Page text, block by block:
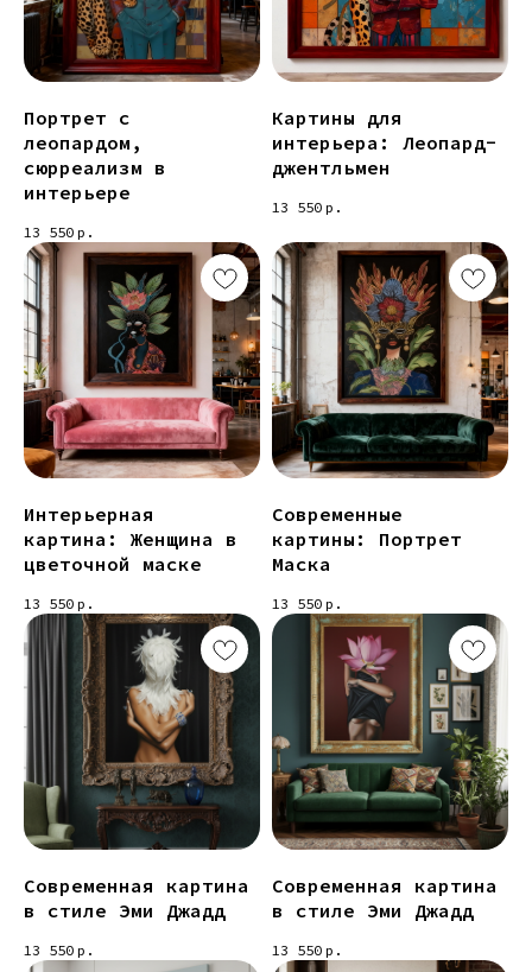
Портрет с
леопардом,
сюрреализм в
интерьере
13 550 р.
Картины для
интерьера: Леопард-
джентльмен
13 550 р.
Интерьерная
картина: Женщина в
цветочной маске
13 550 р.
Современные
картины: Портрет
Маска
13 550 р.
Современная картина
в стиле Эми Джадд
13 550 р.
Современная картина
в стиле Эми Джадд
13 550 р.